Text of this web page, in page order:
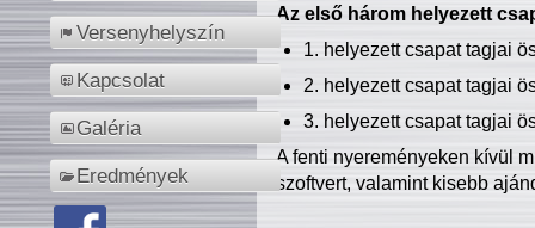
Versenyhelyszín
Kapcsolat
Galéria
Eredmények
Az első három helyezett
1. helyezett csapat tagjai
2. helyezett csapat tagjai
3. helyezett csapat tagjai
A fenti nyereményeken kívül
szoftvert, valamint kisebb